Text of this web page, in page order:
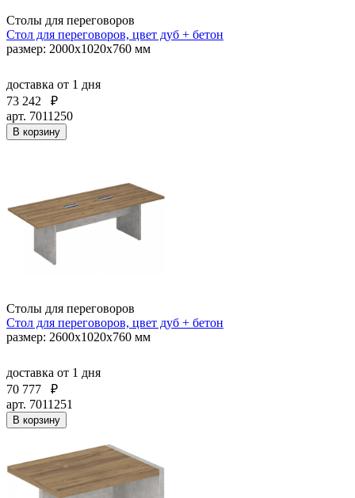
Столы для переговоров
Стол для переговоров, цвет дуб + бетон
размер: 2000х1020х760 мм
доставка от 1 дня
73 242
₽
арт. 7011250
В корзину
Столы для переговоров
Стол для переговоров, цвет дуб + бетон
размер: 2600х1020х760 мм
доставка от 1 дня
70 777
₽
арт. 7011251
В корзину